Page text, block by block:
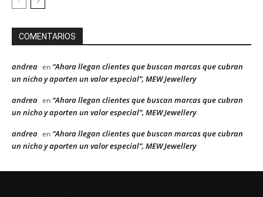
COMENTARIOS
andrea en “Ahora llegan clientes que buscan marcas que cubran
un nicho y aporten un valor especial”, MEW Jewellery
andrea en “Ahora llegan clientes que buscan marcas que cubran
un nicho y aporten un valor especial”, MEW Jewellery
andrea en “Ahora llegan clientes que buscan marcas que cubran
un nicho y aporten un valor especial”, MEW Jewellery